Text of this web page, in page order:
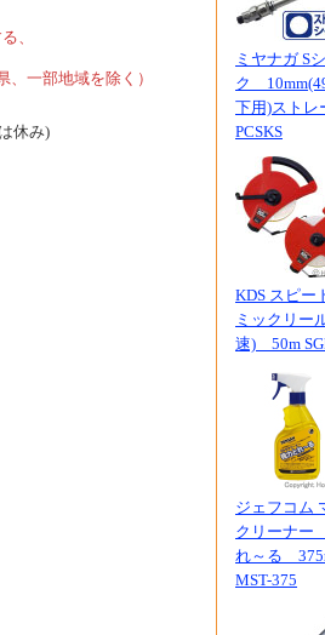
、
一部地域を除く）
休み)
ミヤナガ S
ク
下用)ストレ
PCSKS
KDS スピー
ミックリー
速) 50m
ジェフコム
クリーナー
れ～る
MST-375